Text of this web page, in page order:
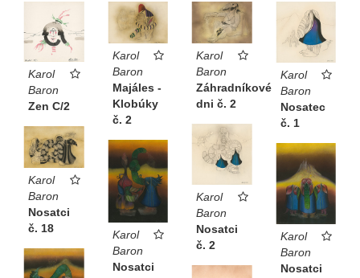
Karol
Baron
Zen C/2
Karol
Baron
Majáles -
Klobúky
č. 2
Karol
Baron
Záhradníkové
dni č. 2
Karol
Baron
Nosatec
č. 1
Karol
Baron
Nosatci
č. 2
Karol
Baron
Nosatci
č. 18
Karol
Baron
Nosatci
Karol
Baron
Nosatci